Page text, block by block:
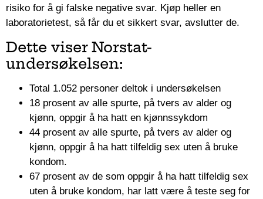
risiko for å gi falske negative svar. Kjøp heller en
laboratorietest, så får du et sikkert svar, avslutter de.
Dette viser Norstat-
undersøkelsen:
Total 1.052 personer deltok i undersøkelsen
18 prosent av alle spurte, på tvers av alder og
kjønn, oppgir å ha hatt en kjønnssykdom
44 prosent av alle spurte, på tvers av alder og
kjønn, oppgir å ha hatt tilfeldig sex uten å bruke
kondom.
67 prosent av de som oppgir å ha hatt tilfeldig sex
uten å bruke kondom, har latt være å teste seg for